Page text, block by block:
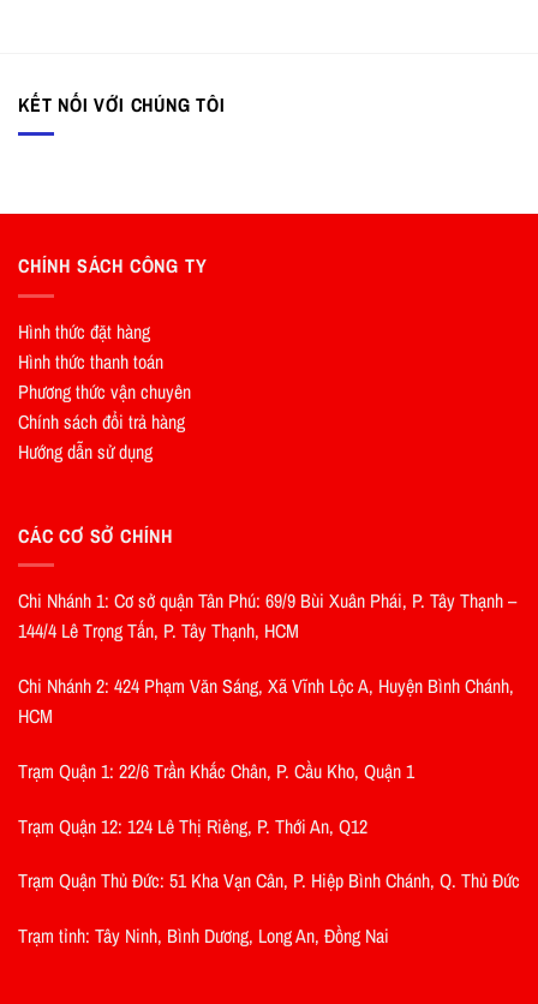
KẾT NỐI VỚI CHÚNG TÔI
CHÍNH SÁCH CÔNG TY
Hình thức đặt hàng
Hình thức thanh toán
Phương thức vận chuyên
Chính sách đổi trả hàng
Hướng dẫn sử dụng
CÁC CƠ SỞ CHÍNH
Chi Nhánh 1: Cơ sở quận Tân Phú: 69/9 Bùi Xuân Phái, P. Tây Thạnh –
144/4 Lê Trọng Tấn, P. Tây Thạnh, HCM
Chi Nhánh 2: 424 Phạm Văn Sáng, Xã Vĩnh Lộc A, Huyện Bình Chánh,
HCM
Trạm Quận 1: 22/6 Trần Khắc Chân, P. Cầu Kho, Quận 1
Trạm Quận 12: 124 Lê Thị Riêng, P. Thới An, Q12
Trạm Quận Thủ Đức: 51 Kha Vạn Cân, P. Hiệp Bình Chánh, Q. Thủ Đức
Trạm tỉnh: Tây Ninh, Bình Dương, Long An, Đồng Nai